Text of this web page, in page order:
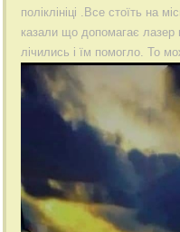
поліклініці .Все стоїть на
казали що допомагає лазер
лічились і їм помогло. То